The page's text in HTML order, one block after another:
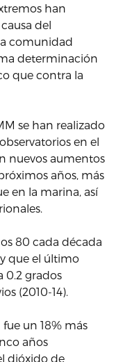
han
del
comunidad
determinación
que contra la
se han realizado
en el
nuevos aumentos
años, más
en la marina, así
80 cada década
que el último
0.2 grados
(2010-14).
un 18% más
años
dióxido de